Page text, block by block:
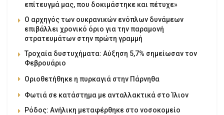
επίτευγμά μας, που δοκιμάστηκε και πέτυχε»
Ο αρχηγός των ουκρανικών ενόπλων δυνάμεων
επιβάλλει χρονικό όριο για την παραμονή
στρατευμάτων στην πρώτη γραμμή
Τροχαία δυστυχήματα: Αύξηση 5,7% σημείωσαν τον
Φεβρουάριο
Οριοθετήθηκε η πυρκαγιά στην Πάρνηθα
Φωτιά σε κατάστημα με ανταλλακτικά στο Ίλιον
Ρόδος: Ανήλικη μεταφέρθηκε στο νοσοκομείο